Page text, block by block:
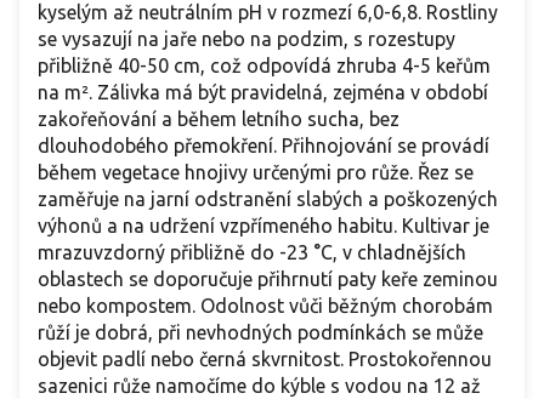
kyselým až neutrálním pH v rozmezí 6,0-6,8. Rostliny
se vysazují na jaře nebo na podzim, s rozestupy
přibližně 40-50 cm, což odpovídá zhruba 4-5 keřům
na m². Zálivka má být pravidelná, zejména v období
zakořeňování a během letního sucha, bez
dlouhodobého přemokření. Přihnojování se provádí
během vegetace hnojivy určenými pro růže. Řez se
zaměřuje na jarní odstranění slabých a poškozených
výhonů a na udržení vzpřímeného habitu. Kultivar je
mrazuvzdorný přibližně do -23 °C, v chladnějších
oblastech se doporučuje přihrnutí paty keře zeminou
nebo kompostem. Odolnost vůči běžným chorobám
růží je dobrá, při nevhodných podmínkách se může
objevit padlí nebo černá skvrnitost. Prostokořennou
sazenici růže namočíme do kýble s vodou na 12 až